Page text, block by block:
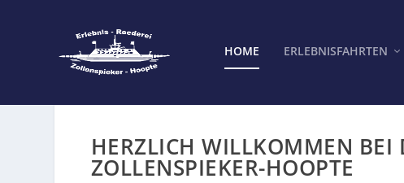
HOME ERLEBNISFAHRTEN
HERZLICH WILLKOMMEN BEI
ZOLLENSPIEKER-HOOPTE